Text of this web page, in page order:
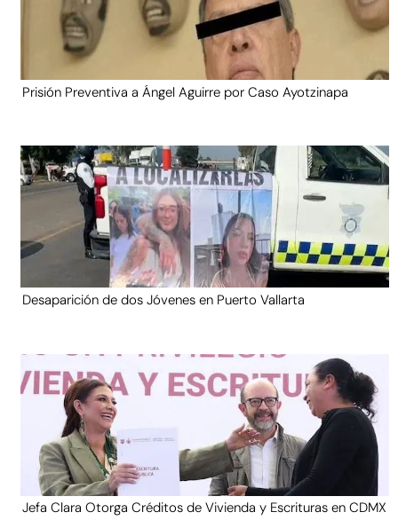
Prisión Preventiva a Ángel Aguirre por Caso Ayotzinapa
Desaparición de dos Jóvenes en Puerto Vallarta
Jefa Clara Otorga Créditos de Vivienda y Escrituras en CDMX